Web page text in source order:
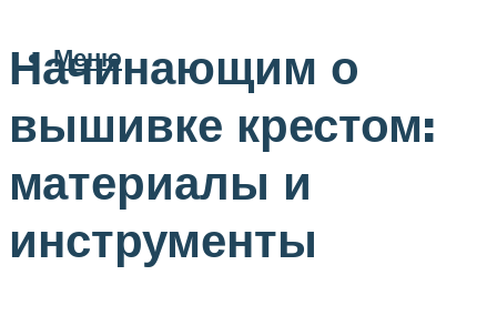
Меню
Начинающим о
вышивке крестом:
материалы и
инструменты